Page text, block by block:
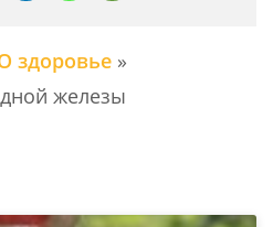
здоровье »
железы